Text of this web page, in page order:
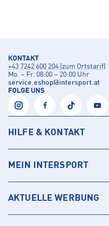
KONTAKT
+43 7242 600 204 (zum Ortstarif)
Mo. – Fr. 08:00 – 20:00 Uhr
service.eshop@intersport.at
FOLGE UNS
HILFE & KONTAKT
MEIN INTERSPORT
AKTUELLE WERBUNG